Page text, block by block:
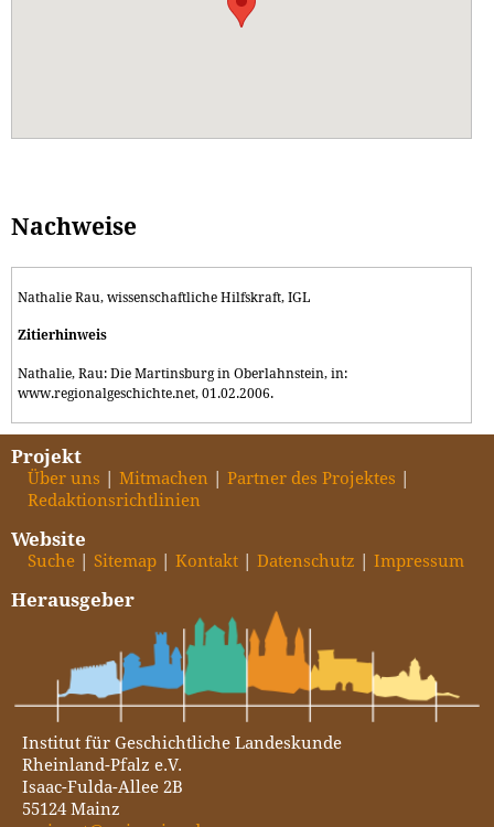
Nachweise
Nathalie Rau, wissenschaftliche Hilfskraft, IGL
Zitierhinweis
Nathalie, Rau: Die Martinsburg in Oberlahnstein, in:
www.regionalgeschichte.net, 01.02.2006.
Projekt
Über uns Mitmachen
Partner des Projektes
Redaktionsrichtlinien
Website
Suche Sitemap Kontakt Datenschutz Impressum
Herausgeber
Institut für Geschichtliche Landeskunde
Rheinland-Pfalz e.V.
Isaac-Fulda-Allee 2B
55124 Mainz